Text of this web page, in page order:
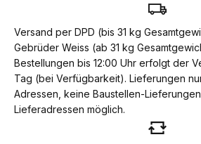
Versand per DPD (bis 31 kg
Gebrüder Weiss (ab 31 kg
Bestellungen bis 12:00 Uhr erfolgt der
Tag (bei Verfügbarkeit). Lieferungen
Adressen, keine Baustellen-
Lieferadressen möglich.